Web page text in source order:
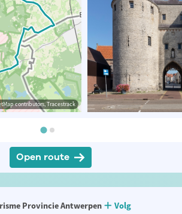
contributors, Tracestrack
Open route
Provincie Antwerpen
Volg